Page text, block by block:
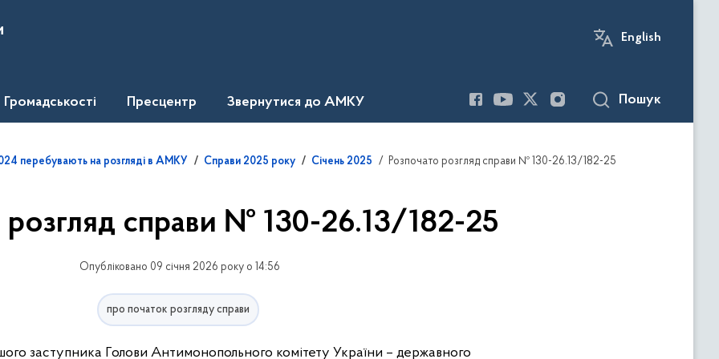
English
Громадськості Пресцентр Звернутися до АМКУ Пошук
перебувають на розгляді в АМКУ Справи 2025 року Січень 2025 Розпочато розгляд справи № 130-26.13/182-25
розгляд справи № 130-26.13/182-25
Опубліковано 09 січня 2026 року о 14:56
про початок розгляду справи
заступника Голови Антимонопольного комітету України – державного